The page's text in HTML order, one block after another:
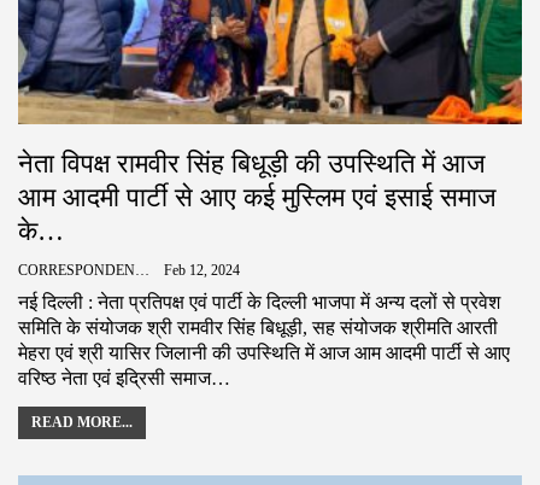
नेता विपक्ष रामवीर सिंह बिधूड़ी की उपस्थिति में आज
आम आदमी पार्टी से आए कई मुस्लिम एवं इसाई समाज
के…
CORRESPONDENCE Feb 12, 2024
नई दिल्ली : नेता प्रतिपक्ष एवं पार्टी के दिल्ली भाजपा में अन्य दलों से प्रवेश
समिति के संयोजक श्री रामवीर सिंह बिधूड़ी, सह संयोजक श्रीमति आरती
मेहरा एवं श्री यासिर जिलानी की उपस्थिति में आज आम आदमी पार्टी से आए
वरिष्ठ नेता एवं इद्रिसी समाज…
READ MORE...